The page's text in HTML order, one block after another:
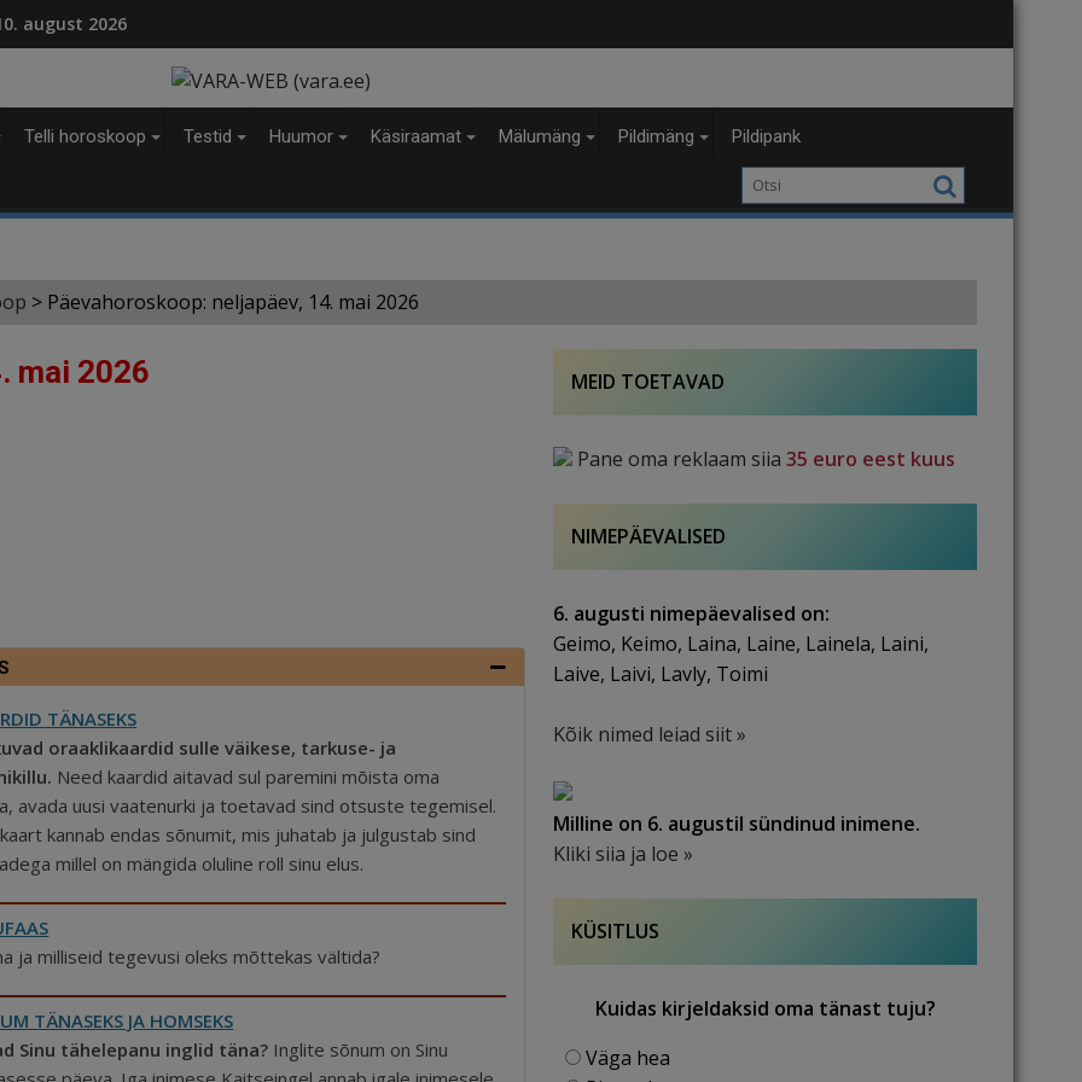
august 2026
Telli horoskoop Testid Huumor Käsiraamat Mälumäng Pildimäng Pildipank
> Päevahoroskoop: neljapäev, 14. mai 2026
mai 2026
TÄNASEKS
oraaklikaardid sulle väikese, tarkuse- ja
Need kaardid aitavad sul paremini mõista oma
avada uusi vaatenurki ja toetavad sind otsuste tegemisel.
kannab endas sõnumit, mis juhatab ja julgustab sind
millel on mängida oluline roll sinu elus.
ja milliseid tegevusi oleks mõttekas vältida?
TÄNASEKS JA HOMSEKS
Sinu tähelepanu inglid täna? Inglite sõnum on Sinu
MEID TOETAVAD
Pane oma reklaam siia 35 euro eest kuus
NIMEPÄEVALISED
6. augusti nimepäevalised on:
Geimo, Keimo, Laina, Laine, Lainela, Laini,
Laive, Laivi, Lavly, Toimi
Kõik nimed leiad siit »
Milline on 6. augustil sündinud inimene.
Kliki siia ja loe »
KÜSITLUS
Kuidas kirjeldaksid oma tänast tuju?
Väga hea